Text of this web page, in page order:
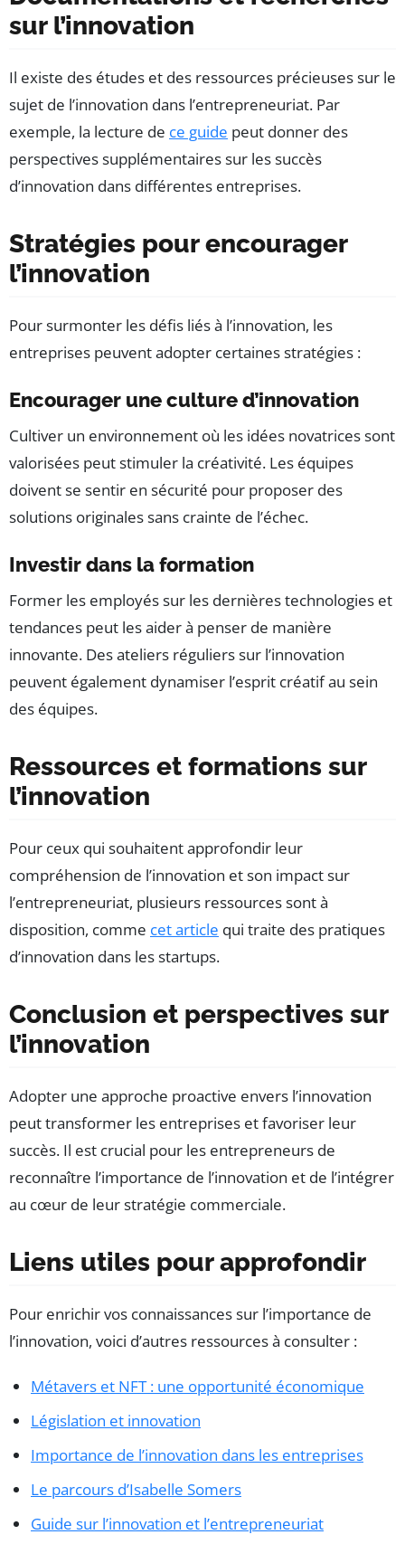
sur l’innovation
Il existe des études et des ressources précieuses sur le
sujet de l’innovation dans l’entrepreneuriat. Par
exemple, la lecture de ce guide peut donner des
perspectives supplémentaires sur les succès
d’innovation dans différentes entreprises.
Stratégies pour encourager
l’innovation
Pour surmonter les défis liés à l’innovation, les
entreprises peuvent adopter certaines stratégies :
Encourager une culture d’innovation
Cultiver un environnement où les idées novatrices sont
valorisées peut stimuler la créativité. Les équipes
doivent se sentir en sécurité pour proposer des
solutions originales sans crainte de l’échec.
Investir dans la formation
Former les employés sur les dernières technologies et
tendances peut les aider à penser de manière
innovante. Des ateliers réguliers sur l’innovation
peuvent également dynamiser l’esprit créatif au sein
des équipes.
Ressources et formations sur
l’innovation
Pour ceux qui souhaitent approfondir leur
compréhension de l’innovation et son impact sur
l’entrepreneuriat, plusieurs ressources sont à
disposition, comme cet article qui traite des pratiques
d’innovation dans les startups.
Conclusion et perspectives sur
l’innovation
Adopter une approche proactive envers l’innovation
peut transformer les entreprises et favoriser leur
succès. Il est crucial pour les entrepreneurs de
reconnaître l’importance de l’innovation et de l’intégrer
au cœur de leur stratégie commerciale.
Liens utiles pour approfondir
Pour enrichir vos connaissances sur l’importance de
l’innovation, voici d’autres ressources à consulter :
Métavers et NFT : une opportunité économique
Législation et innovation
Importance de l’innovation dans les entreprises
Le parcours d’Isabelle Somers
Guide sur l’innovation et l’entrepreneuriat